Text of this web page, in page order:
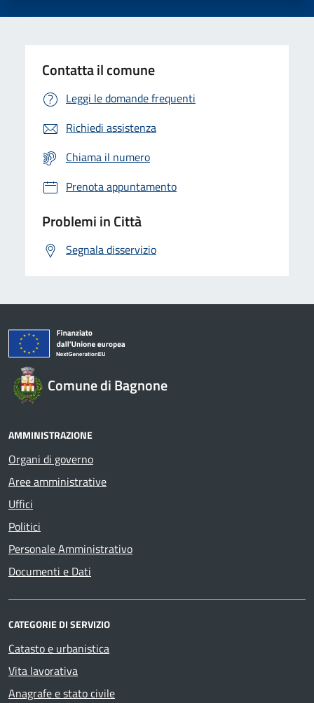
Contatta il comune
Leggi le domande frequenti
Richiedi assistenza
Chiama il numero
Prenota appuntamento
Problemi in Città
Segnala disservizio
Comune di Bagnone
AMMINISTRAZIONE
Organi di governo
Aree amministrative
Uffici
Politici
Personale Amministrativo
Documenti e Dati
CATEGORIE DI SERVIZIO
Catasto e urbanistica
Vita lavorativa
Anagrafe e stato civile